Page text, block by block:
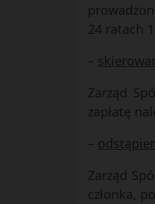
24 ratach
–
Zarząd
zapłatę
–
Zarząd
członka,